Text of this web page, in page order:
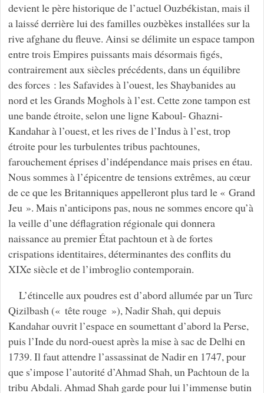
devient le père historique de l’actuel Ouzbékistan, mais il
a laissé derrière lui des familles ouzbèkes installées sur la
rive afghane du fleuve. Ainsi se délimite un espace tampon
entre trois Empires puissants mais désormais figés,
contrairement aux siècles précédents, dans un équilibre
des forces : les Safavides à l’ouest, les Shaybanides au
nord et les Grands Moghols à l’est. Cette zone tampon est
une bande étroite, selon une ligne Kaboul- Ghazni-
Kandahar à l’ouest, et les rives de l’Indus à l’est, trop
étroite pour les turbulentes tribus pachtounes,
farouchement éprises d’indépendance mais prises en étau.
Nous sommes à l’épicentre de tensions extrêmes, au cœur
de ce que les Britanniques appelleront plus tard le « Grand
Jeu ». Mais n’anticipons pas, nous ne sommes encore qu’à
la veille d’une déflagration régionale qui donnera
naissance au premier État pachtoun et à de fortes
crispations identitaires, déterminantes des conflits du
XIXe siècle et de l’imbroglio contemporain.
L’étincelle aux poudres est d’abord allumée par un Turc
Qizilbash (« tête rouge »), Nadir Shah, qui depuis
Kandahar ouvrit l’espace en soumettant d’abord la Perse,
puis l’Inde du nord-ouest après la mise à sac de Delhi en
1739. Il faut attendre l’assassinat de Nadir en 1747, pour
que s’impose l’autorité d’Ahmad Shah, un Pachtoun de la
tribu Abdali. Ahmad Shah garde pour lui l’immense butin